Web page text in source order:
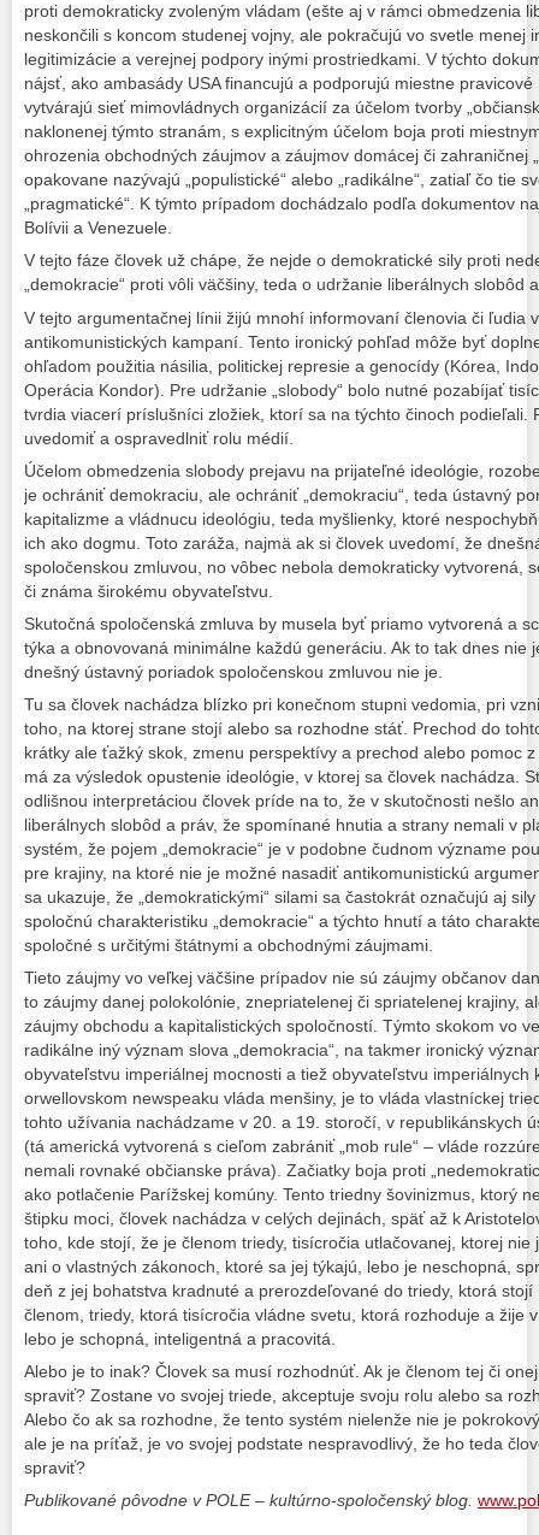
proti demokraticky zvoleným vládam (ešte aj v rámci obmedzenia
neskončili s koncom studenej vojny, ale pokračujú vo svetle menej
legitimizácie a verejnej podpory inými prostriedkami. V týchto
nájsť, ako ambasády USA financujú a podporujú miestne
vytvárajú sieť mimovládnych organizácií za účelom tvorby
naklonenej týmto stranám, s explicitným účelom boja proti
ohrozenia obchodných záujmov a záujmov domácej či zahraničnej
opakovane nazývajú „populistické“ alebo „radikálne“, zatiaľ čo tie
„pragmatické“. K týmto prípadom dochádzalo podľa dokumentov
Bolívii a Venezuele.
V tejto fáze človek už chápe, že nejde o demokratické sily proti
„demokracie“ proti vôli väčšiny, teda o udržanie liberálnych slobôd
V tejto argumentačnej línii žijú mnohí informovaní členovia či ľudia
antikomunistických kampaní. Tento ironický pohľad môže byť
ohľadom použitia násilia, politickej represie a genocídy (Kórea,
Operácia Kondor). Pre udržanie „slobody“ bolo nutné pozabíjať
tvrdia viacerí príslušníci zložiek, ktorí sa na týchto činoch podieľali.
uvedomiť a ospravedlniť rolu médií.
Účelom obmedzenia slobody prejavu na prijateľné ideológie,
je ochrániť demokraciu, ale ochrániť „demokraciu“, teda ústavný
kapitalizme a vládnucu ideológiu, teda myšlienky, ktoré
ich ako dogmu. Toto zaráža, najmä ak si človek uvedomí, že
spoločenskou zmluvou, no vôbec nebola demokraticky vytvorená,
či známa širokému obyvateľstvu.
Skutočná spoločenská zmluva by musela byť priamo vytvorená a
týka a obnovovaná minimálne každú generáciu. Ak to tak dnes nie
dnešný ústavný poriadok spoločenskou zmluvou nie je.
Tu sa človek nachádza blízko pri konečnom stupni vedomia, pri
toho, na ktorej strane stojí alebo sa rozhodne stáť. Prechod do
krátky ale ťažký skok, zmenu perspektívy a prechod alebo pomoc
má za výsledok opustenie ideológie, v ktorej sa človek nachádza.
odlišnou interpretáciou človek príde na to, že v skutočnosti nešlo
liberálnych slobôd a práv, že spomínané hnutia a strany nemali v
systém, že pojem „demokracie“ je v podobne čudnom význame
pre krajiny, na ktoré nie je možné nasadiť antikomunistickú
sa ukazuje, že „demokratickými“ silami sa častokrát označujú aj
spoločnú charakteristiku „demokracie“ a týchto hnutí a táto
spoločné s určitými štátnymi a obchodnými záujmami.
Tieto záujmy vo veľkej väčšine prípadov nie sú záujmy občanov
to záujmy danej polokolónie, znepriatelenej či spriatelenej krajiny,
záujmy obchodu a kapitalistických spoločností. Týmto skokom vo
radikálne iný význam slova „demokracia“, na takmer ironický
obyvateľstvu imperiálnej mocnosti a tiež obyvateľstvu imperiálnych
orwellovskom newspeaku vláda menšiny, je to vláda vlastníckej
tohto užívania nachádzame v 20. a 19. storočí, v republikánskych
(tá americká vytvorená s cieľom zabrániť „mob rule“ – vláde
nemali rovnaké občianske práva). Začiatky boja proti
ako potlačenie Parížskej komúny. Tento triedny šovinizmus, ktorý
štipku moci, človek nachádza v celých dejinách, späť až k
toho, kde stojí, že je členom triedy, tisícročia utlačovanej, ktorej
ani o vlastných zákonoch, ktoré sa jej týkajú, lebo je neschopná,
deň z jej bohatstva kradnuté a prerozdeľované do triedy, ktorá
členom, triedy, ktorá tisícročia vládne svetu, ktorá rozhoduje a žije
lebo je schopná, inteligentná a pracovitá.
Alebo je to inak? Človek sa musí rozhodnúť. Ak je členom tej či
spraviť? Zostane vo svojej triede, akceptuje svoju rolu alebo sa
Alebo čo ak sa rozhodne, že tento systém nielenže nie je
ale je na príťaž, je vo svojej podstate nespravodlivý, že ho teda
spraviť?
Publikované pôvodne v POLE – kultúrno-spoločenský blog.